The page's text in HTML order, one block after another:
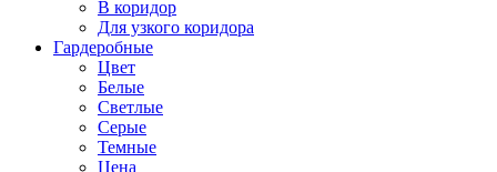
В коридор
Для узкого коридора
Гардеробные
Цвет
Белые
Светлые
Серые
Темные
Цена